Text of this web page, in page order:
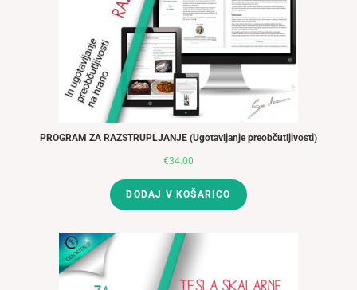
PROGRAM ZA RAZSTRUPLJANJE (Ugotavljanje preobčutljivosti)
€34.00
DODAJ V KOŠARICO